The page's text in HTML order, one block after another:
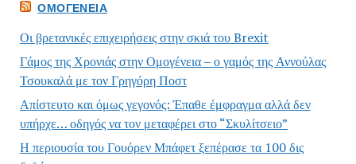
ΟΜΟΓΈΝΕΙΑ
Οι βρετανικές επιχειρήσεις στην σκιά του Brexit
Γάμος της Χρονιάς στην Ομογένεια – ο γαμός της Αννούλας
Τσουκαλά με τον Γρηγόρη Ποστ
Απίστευτο και όμως γεγονός: Έπαθε έμφραγμα αλλά δεν
υπήρχε… οδηγός να τον μεταφέρει στο “Σκυλίτσειο”
Η περιουσία του Γουόρεν Μπάφετ ξεπέρασε τα 100 δις